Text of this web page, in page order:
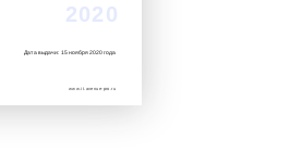
2020
Дата выдачи: 15 ноября 2020 года
www.it.avenue-pro.ru